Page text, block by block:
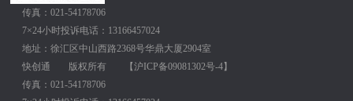
传真：021-54178706
7×24小时投诉电话：13166457024
地址：徐汇区中山西路2368号华鼎大厦2904室
快创通
版权所有 【沪ICP备09081302号-4】
传真：021-54178706